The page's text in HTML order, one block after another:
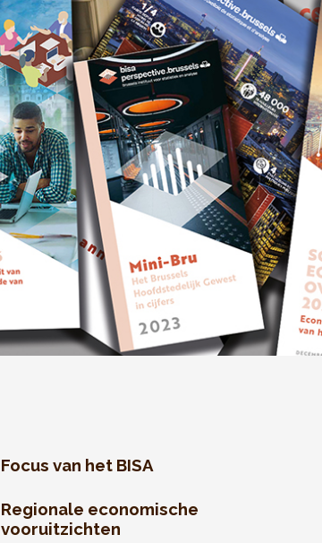
Focus van het BISA
Regionale economische
vooruitzichten